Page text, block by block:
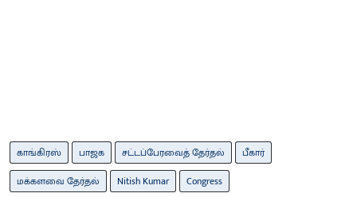
காங்கிரஸ் பாஜக சட்டப்பேரவைத் தேர்தல்
பீகார்
மக்களவை தேர்தல்
Nitish Kumar Congress